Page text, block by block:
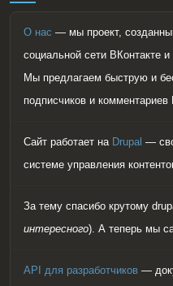
О нас — мы проект,
социальной сети ВКонтакте
Мы предлагаем быструю и
подписчиков и комментариев
Сайт работает на Drupal —
системе управления
За тему спасибо крутому
интересного). А теперь мы
API для разработчиков —